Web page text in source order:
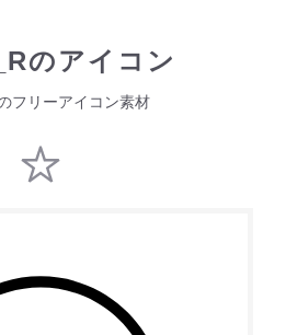
のアイコン
フリーアイコン素材